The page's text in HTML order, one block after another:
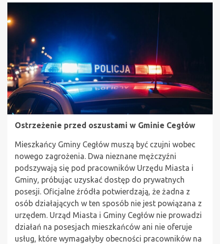
Ostrzeżenie przed oszustami w Gminie Cegłów
Mieszkańcy Gminy Cegłów muszą być czujni wobec
nowego zagrożenia. Dwa nieznane mężczyźni
podszywają się pod pracowników Urzędu Miasta i
Gminy, próbując uzyskać dostęp do prywatnych
posesji. Oficjalne źródła potwierdzają, że żadna z
osób działających w ten sposób nie jest powiązana z
urzędem. Urząd Miasta i Gminy Cegłów nie prowadzi
działań na posesjach mieszkańców ani nie oferuje
usług, które wymagałyby obecności pracowników na